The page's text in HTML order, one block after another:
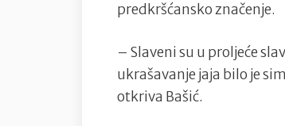
predkršćansko značenje.
– Slaveni su u proljeće
ukrašavanje jaja bilo je
otkriva Bašić.